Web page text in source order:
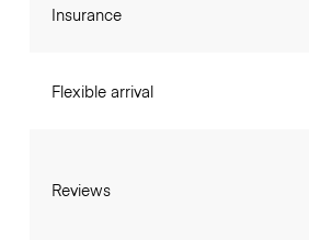
Insurance
Flexible arrival
Reviews